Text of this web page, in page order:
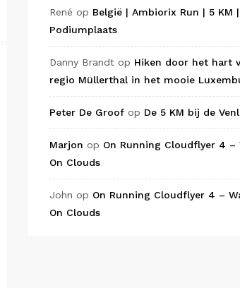
René op België | Ambiorix Run | 5 KM |
Podiumplaats
Danny Brandt op Hiken door het hart
regio Müllerthal in het mooie
Peter De Groof op De 5 KM bij de
Marjon op On Running Cloudflyer 4 –
On Clouds
John op On Running Cloudflyer 4 –
On Clouds